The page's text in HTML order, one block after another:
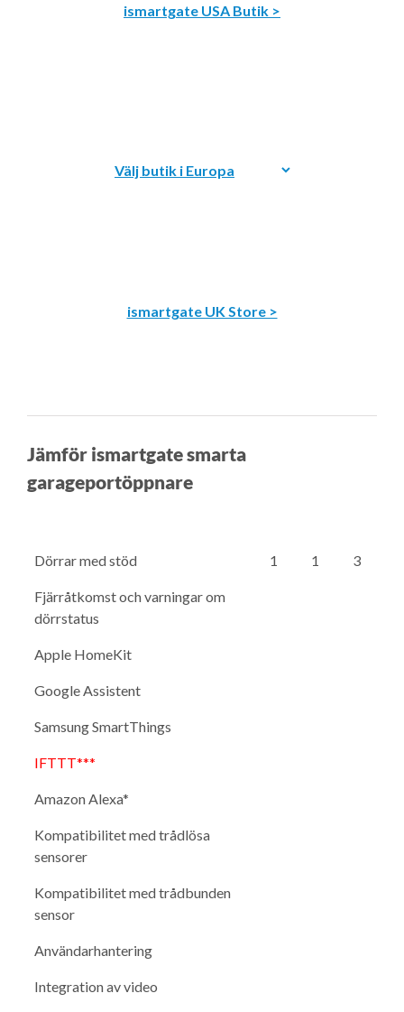
ismartgate USA Butik >
ismartgate UK Store >
Jämför ismartgate smarta
garageportöppnare
Dörrar med stöd 1 1 3
Fjärråtkomst och varningar om
dörrstatus
Apple HomeKit
Google Assistent
Samsung SmartThings
IFTTT***
Amazon Alexa*
Kompatibilitet med trådlösa
sensorer
Kompatibilitet med trådbunden
sensor
Användarhantering
Integration av video